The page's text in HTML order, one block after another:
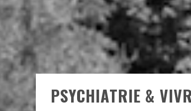
PSYCHIATRIE &